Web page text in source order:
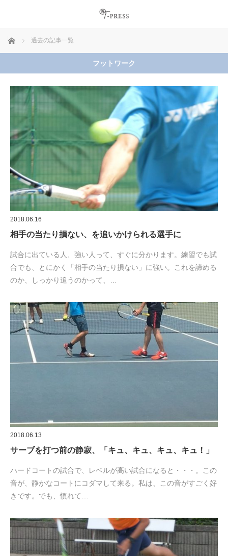
ホーム 過去の記事一覧
フットワーク
2018.06.16
相手の当たり損ない、を追いかけられる選手に
試合に出ている人、強い人って、すぐに分かります。練習でも試
合でも、とにかく「相手の当たり損ない」に強い。これを諦める
のか、しっかり追うのかって、…
2018.06.13
サーブを打つ前の静寂、「キュ、キュ、キュ、キュ！」
ハードコートの試合で、レベルが高い試合になると・・・。この
音が、静かなコートにコダマして来る。私は、この音がすごく好
きです。でも、慣れて…